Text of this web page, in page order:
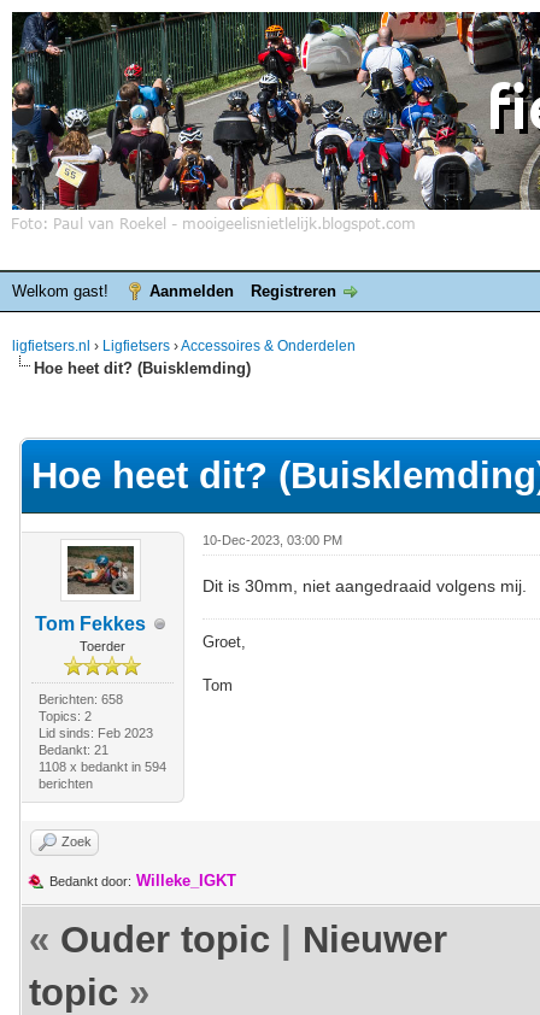
Welkom gast! Aanmelden Registreren
ligfietsers.nl › Ligfietsers ›Accessoires & Onderdelen
Hoe heet dit? (Buisklemding)
Hoe heet dit?
Tom Fekkes
Toerder
Berichten: 658
Topics: 2
Lid sinds: Feb 2023
Bedankt: 21
1108 x bedankt in 594
berichten
10-Dec-2023, 03:00 PM
Dit is 30mm, niet aangedraaid volgens mij.
Groet,
Tom
Zoek
Bedankt door: Willeke_IGKT
« Ouder topic
Nieuwer
topic »